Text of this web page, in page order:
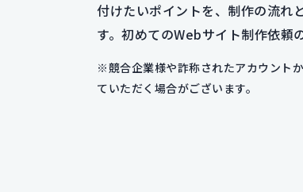
付けたいポイントを、制作の流れ
す。初めてのWebサイト制作依頼
※競合企業様や詐称されたアカウント
ていただく場合がございます。